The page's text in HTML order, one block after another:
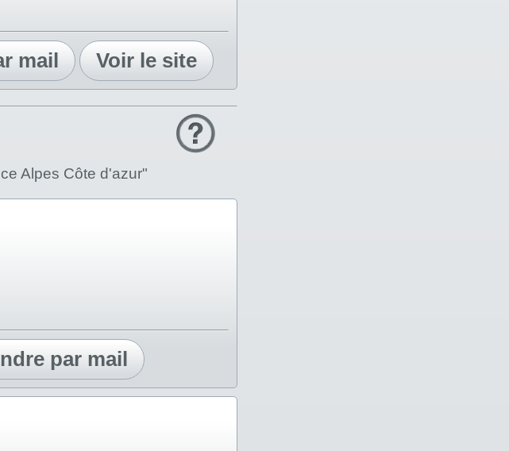
mail Voir le site
Alpes Côte d'azur"
par mail